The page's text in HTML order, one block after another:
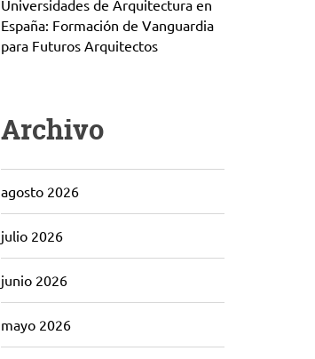
Universidades de Arquitectura en
España: Formación de Vanguardia
para Futuros Arquitectos
Archivo
agosto 2026
julio 2026
junio 2026
mayo 2026